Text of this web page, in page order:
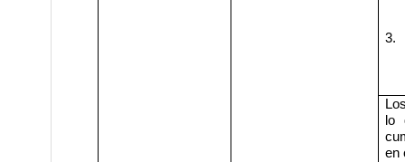
3.
lo
en